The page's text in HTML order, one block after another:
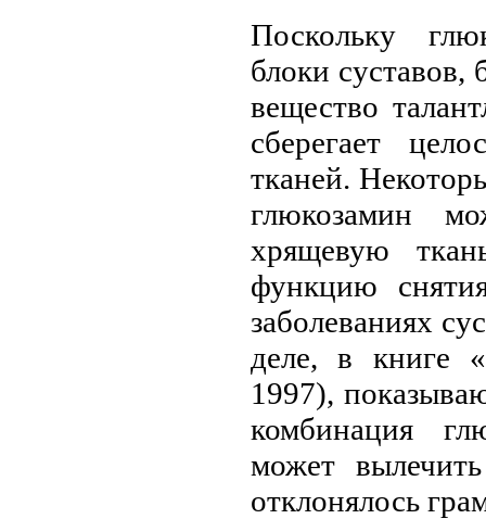
Поскольку
блоки суставов,
вещество
сберегает
тканей.
глюкозамин
хрящевую
функцию
заболеваниях
деле, в книге
1997),
комбинация
может
отклонялось